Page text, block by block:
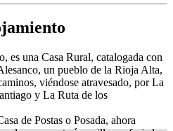
es una Casa Rural, catalogada con
un pueblo de la Rioja Alta,
viéndose atravesado, por La
y La Ruta de los
de Postas o Posada, ahora